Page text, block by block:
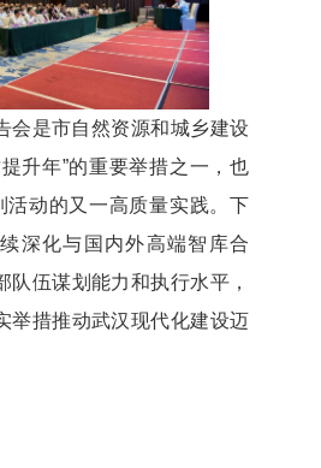
是市自然资源和城乡建设
升年”的重要举措之一，也
活动的又一高质量实践。下
深化与国内外高端智库合
队伍谋划能力和执行水平，
举措推动武汉现代化建设迈